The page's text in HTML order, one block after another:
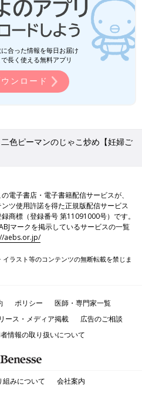
合った情報を毎日お届け
長く使える無料アプリ
ンロード
二色ピーマンのじゃこ炒め【妊婦ご
電子書店・電子書籍配信サービスが、
ツ使用許諾を得た正規版配信サービス
商標（登録番号 第11091000号）です。
マークを掲示しているサービスの一覧
aebs.or.jp/
ラスト等のコンテンツの無断転載を禁じま
ポリシー
医師・専門家一覧
ース・メディア掲載
広告のご相談
情報の取り扱いについて
組みについて 会社案内